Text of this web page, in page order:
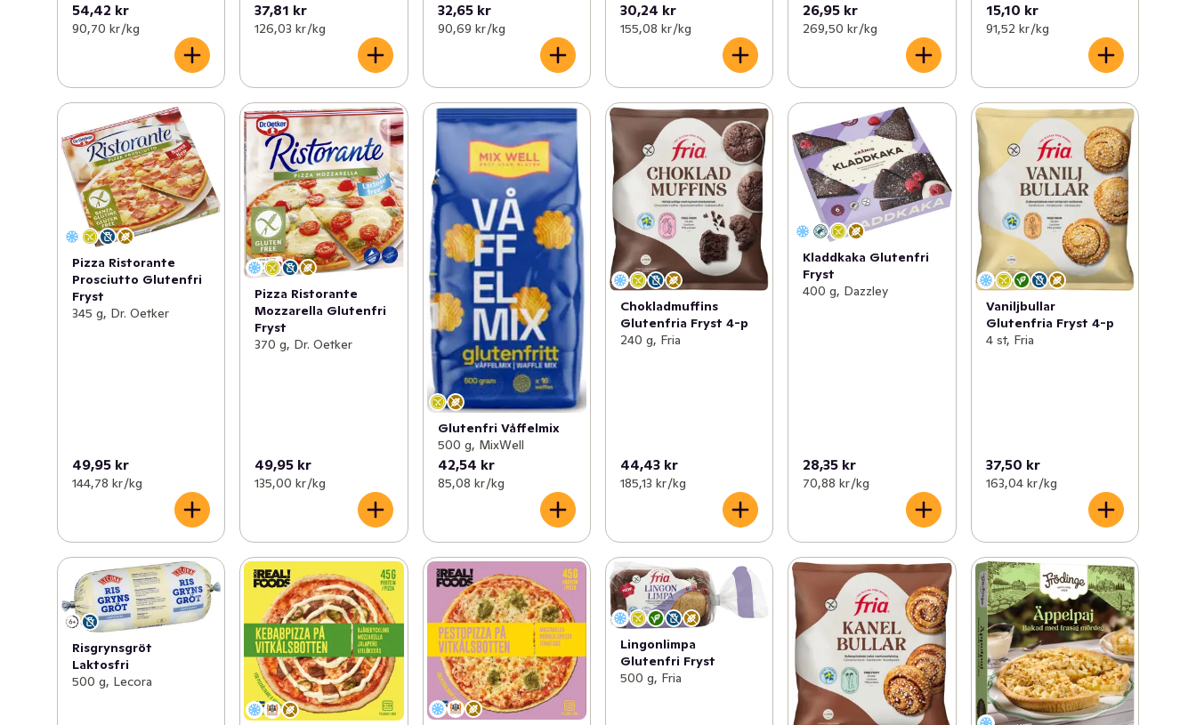
54,42 kr
90,70 kr /kg
37,81 kr
126,03 kr /kg
32,65 kr
90,69 kr /kg
30,24 kr
155,08 kr /kg
26,95 kr
269,50 kr /kg
15,10 kr
91,52 kr /kg
Pizza Ristorante
Prosciutto Glutenfri
Fryst
345 g, Dr. Oetker
49,95 kr
144,78 kr /kg
Pizza Ristorante
Mozzarella Glutenfri
Fryst
370 g, Dr. Oetker
49,95 kr
135,00 kr /kg
Glutenfri Våffelmix
500 g, MixWell
42,54 kr
85,08 kr /kg
Chokladmuffins
Glutenfria Fryst 4-p
240 g, Fria
44,43 kr
185,13 kr /kg
Kladdkaka Glutenfri
Fryst
400 g, Dazzley
28,35 kr
70,88 kr /kg
Vaniljbullar
Glutenfria Fryst 4-p
4 st, Fria
37,50 kr
163,04 kr /kg
Risgrynsgröt
Laktosfri
500 g, Lecora
Lingonlimpa
Glutenfri Fryst
500 g, Fria